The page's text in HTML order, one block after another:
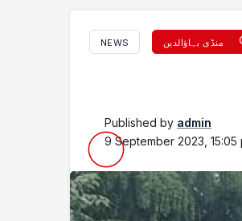
NEWS منڈی بہاؤالدین
Published by admin
9 September 2023, 15:05